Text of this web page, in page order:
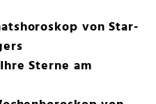
von Star-
Sterne am